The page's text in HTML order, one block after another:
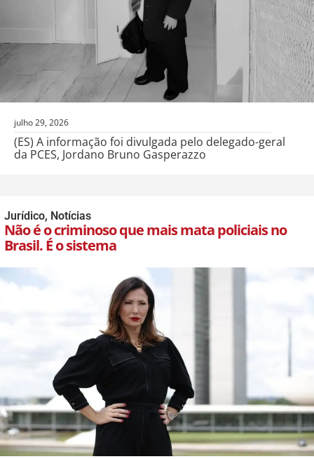
julho 29, 2026
(ES) A informação foi divulgada pelo delegado-geral
da PCES, Jordano Bruno Gasperazzo
Jurídico, Notícias
Não é o criminoso que mais mata policiais no
Brasil. É o sistema